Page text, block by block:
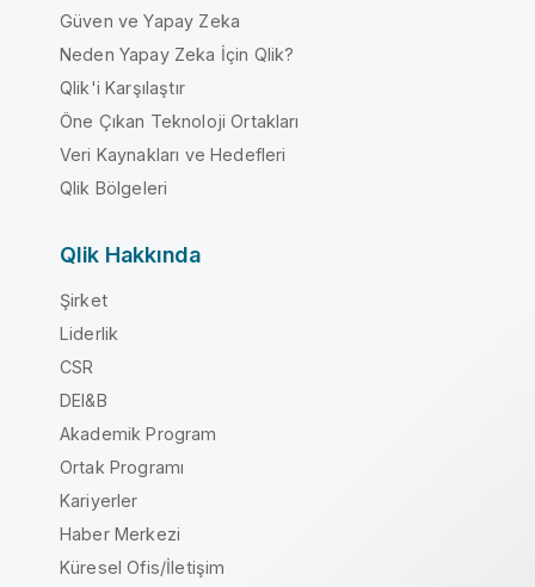
Güven ve Yapay Zeka
Neden Yapay Zeka İçin Qlik?
Qlik'i Karşılaştır
Öne Çıkan Teknoloji Ortakları
Veri Kaynakları ve Hedefleri
Qlik Bölgeleri
Qlik Hakkında
Şirket
Liderlik
CSR
DEI&B
Akademik Program
Ortak Programı
Kariyerler
Haber Merkezi
Küresel Ofis/İletişim